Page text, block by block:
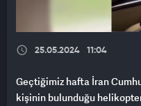
25.05.2024 11:04
Geçtiğimiz hafta İran
kişinin bulunduğu